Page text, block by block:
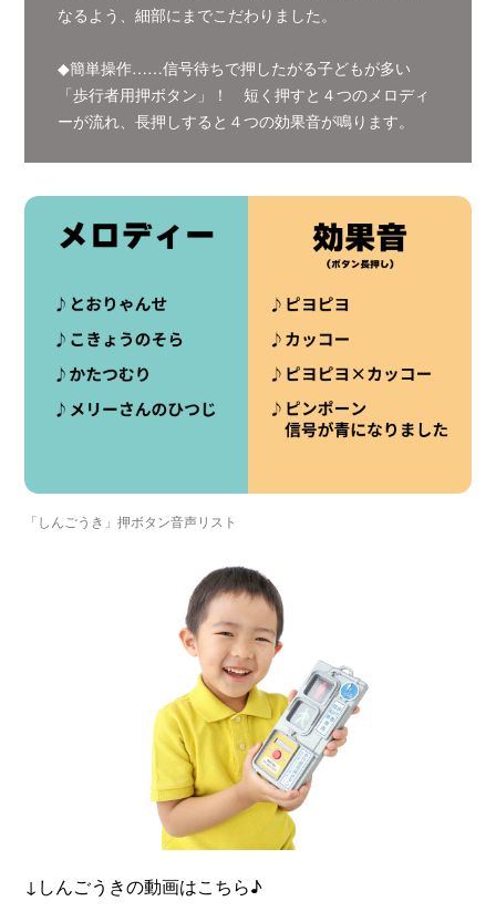
なるよう、細部にまでこだわりました。
◆簡単操作……信号待ちで押したがる子どもが多い
「歩行者用押ボタン」！ 短く押すと４つのメロディ
ーが流れ、長押しすると４つの効果音が鳴ります。
「しんごうき」押ボタン音声リスト
↓しんごうきの動画はこちら♪